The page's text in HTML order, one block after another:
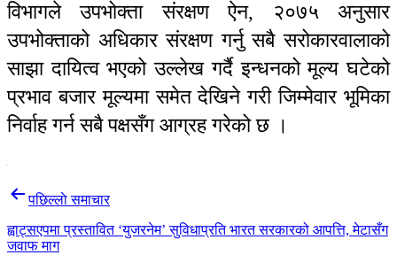
विभागले उपभोक्ता संरक्षण ऐन, २०७५ अनुसार
उपभोक्ताको अधिकार संरक्षण गर्नु सबै सरोकारवालाको
साझा दायित्व भएको उल्लेख गर्दै इन्धनको मूल्य घटेको
प्रभाव बजार मूल्यमा समेत देखिने गरी जिम्मेवार भूमिका
निर्वाह गर्न सबै पक्षसँग आग्रह गरेको छ ।
Post
navigation
पछिल्लाे समाचार
ह्वाट्सएपमा प्रस्तावित ‘युजरनेम’ सुविधाप्रति भारत सरकारको आपत्ति, मेटासँग
जवाफ माग